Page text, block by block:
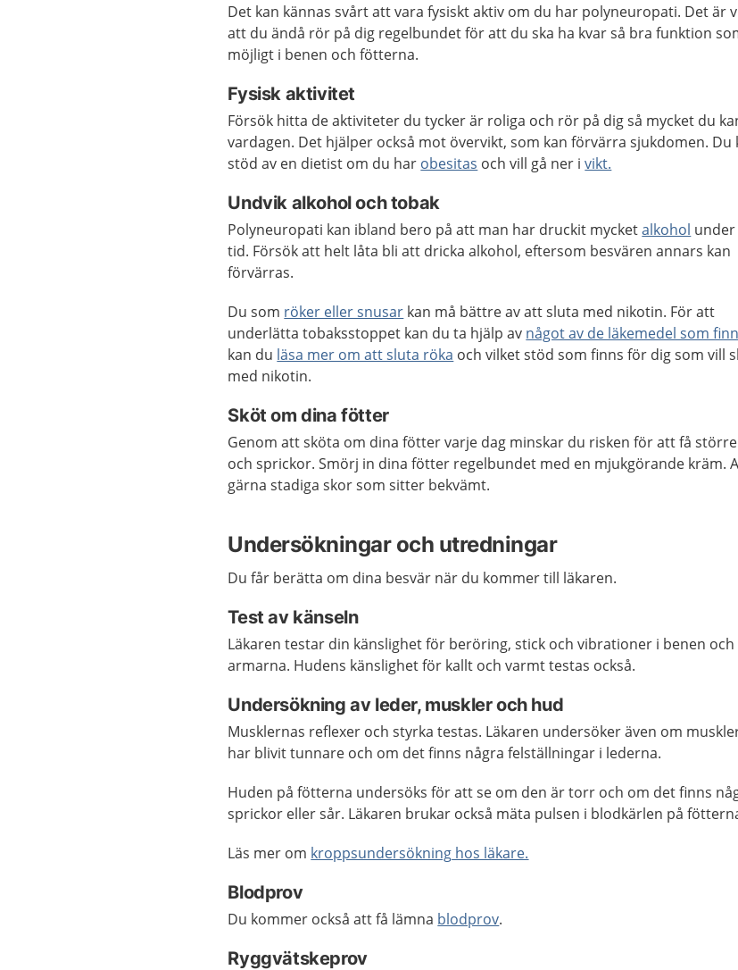
Det kan kännas svårt att vara fysiskt aktiv om du har polyneuropati. Det är
att du ändå rör på dig regelbundet för att du ska ha kvar så bra funktion
möjligt i benen och fötterna.
Fysisk aktivitet
Försök hitta de aktiviteter du tycker är roliga och rör på dig så mycket du
vardagen. Det hjälper också mot övervikt, som kan förvärra sjukdomen. Du
stöd av en dietist om du har obesitas och vill gå ner ivikt.
Undvik alkohol och tobak
Polyneuropati kan ibland bero på att man har druckit mycketalkohol
tid. Försök att helt låta bli att dricka alkohol, eftersom besvären annars kan
förvärras.
Du som röker eller snusar kan må bättre av att sluta med nikotin. För att
underlätta tobaksstoppet kan du ta hjälp av något av de läkemedel som
kan du läsa mer om att sluta röka och vilket stöd som finns för dig som vill
med nikotin.
Sköt om dina fötter
Genom att sköta om dina fötter varje dag minskar du risken för att få
och sprickor. Smörj in dina fötter regelbundet med en mjukgörande kräm.
gärna stadiga skor som sitter bekvämt.
Undersökningar och utredningar
Du får berätta om dina besvär när du kommer till läkaren.
Test av känseln
Läkaren testar din känslighet för beröring, stick och vibrationer i benen och
armarna. Hudens känslighet för kallt och varmt testas också.
Undersökning av leder, muskler och hud
Musklernas reflexer och styrka testas. Läkaren undersöker även om
har blivit tunnare och om det finns några felställningar i lederna.
Huden på fötterna undersöks för att se om den är torr och om det finns
sprickor eller sår. Läkaren brukar också mäta pulsen i blodkärlen på
Läs mer om kroppsundersökning hos läkare.
Blodprov
Du kommer också att få lämna blodprov.
Ryggvätskeprov